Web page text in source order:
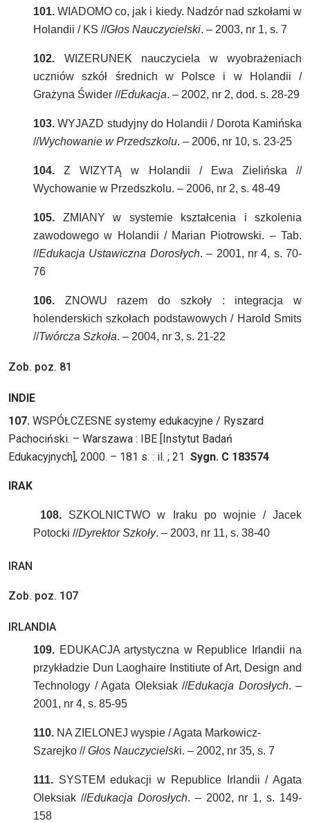
101.WIADOMO co, jak i kiedy. Nadzór nad szkołami w
Holandii / KS //Głos Nauczycielski. – 2003, nr 1, s. 7
102. WIZERUNEK nauczyciela w wyobrażeniach
uczniów szkół średnich w Polsce i w Holandii /
Grażyna Świder //Edukacja. – 2002, nr 2, dod. s. 28-29
103.WYJAZD studyjny do Holandii / Dorota Kamińska
//Wychowanie w Przedszkolu. – 2006, nr 10, s. 23-25
104.Z WIZYTĄ w Holandii / Ewa Zielińska //
Wychowanie w Przedszkolu. – 2006, nr 2, s. 48-49
105. ZMIANY w systemie kształcenia i szkolenia
zawodowego w Holandii / Marian Piotrowski. – Tab.
//Edukacja Ustawiczna Dorosłych. – 2001, nr 4, s. 70-
76
106. ZNOWU razem do szkoły : integracja w
holenderskich szkołach podstawowych / Harold Smits
//Twórcza Szkoła. – 2004, nr 3, s. 21-22
Zob. poz. 81
INDIE
107. WSPÓŁCZESNE systemy edukacyjne / Ryszard
Pachociński. – Warszawa : IBE [Instytut Badań
Edukacyjnych], 2000. – 181 s. : il. ; 21 Sygn. C 183574
IRAK
108. SZKOLNICTWO w Iraku po wojnie / Jacek
Potocki //Dyrektor Szkoły. – 2003, nr 11, s. 38-40
IRAN
Zob. poz. 107
IRLANDIA
109. EDUKACJA artystyczna w Republice Irlandii na
przykładzie Dun Laoghaire Institiute of Art, Design and
Technology / Agata Oleksiak //Edukacja Dorosłych. –
2001, nr 4, s. 85-95
110. NA ZIELONEJ wyspie / Agata Markowicz-
Szarejko //Głos Nauczycielski. – 2002, nr 35, s. 7
111. SYSTEM edukacji w Republice Irlandii / Agata
Oleksiak //Edukacja Dorosłych. – 2002, nr 1, s. 149-
158